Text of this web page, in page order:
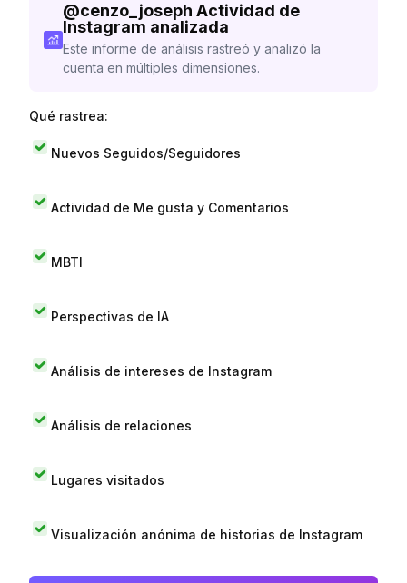
@cenzo_joseph Actividad de
Instagram analizada
Este informe de análisis rastreó y analizó la
cuenta en múltiples dimensiones.
Qué rastrea:
Nuevos Seguidos/Seguidores
Actividad de Me gusta y Comentarios
MBTI
Perspectivas de IA
Análisis de intereses de Instagram
Análisis de relaciones
Lugares visitados
Visualización anónima de historias de Instagram